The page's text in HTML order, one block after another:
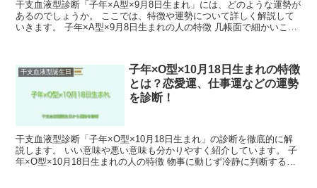
干支血液型診断「子年×A型×9月8日生まれ」には、どのような運勢が
あるのでしょうか。 ここでは、特徴や運勢について詳しく解説して
いきます。 子年×A型×9月8日生まれの人の特徴 几帳面で細かいこと
干支血液型誕生日
子年×O型×10月18日生まれの特徴
とは？恋愛運、仕事運などの運勢
を診断！
干支血液型診断「子年×O型×10月18日生まれ」の診断を徹底的に解
説します。 いい意味や悪い意味も分かりやすく紹介しています。 子
年×O型×10月18日生まれの人の特徴 物事に動じず冷静に判断するこ